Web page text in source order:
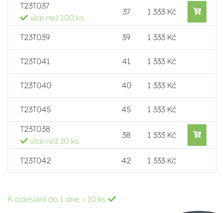
T23T037
více než 100 ks
37 1 333 Kč
T23T039 39 1 333 Kč
T23T041 41 1 333 Kč
T23T040 40 1 333 Kč
T23T045 45
1 333 Kč
T23T038
více než 10 ks
38 1 333 Kč
T23T042 42 1 333 Kč
K odeslání do 1 dne > 10 ks